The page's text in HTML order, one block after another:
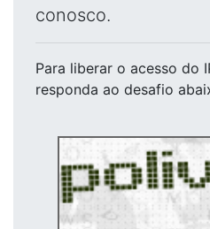
conosco.
Para liberar o acesso do
responda ao desafio